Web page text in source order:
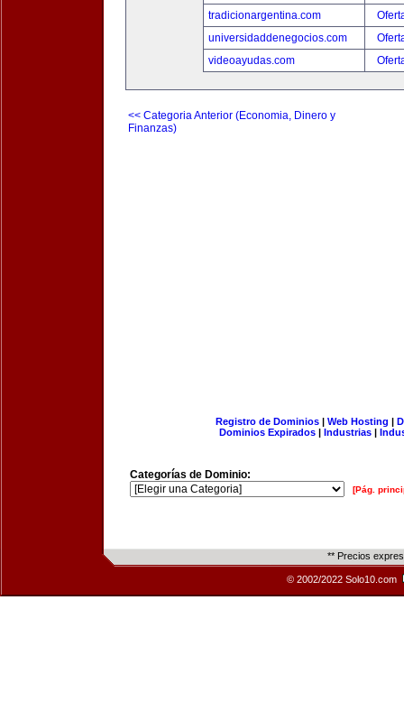
tradicionargentina.com
universidaddenegocios.com
videoayudas.com
<< Categoria Anterior (Economia, Dinero y
Finanzas)
Registro de Dominios| Web Hosting |
Dominios Expirados | Industrias |
Categorías de Dominio:
[Pág.
** Precios
© 2002/2022 Solo10.com